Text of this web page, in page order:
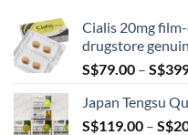
Cialis 20mg
drugstore
S$79.00 – S$
Japan Tengsu
S$119.00 – S$